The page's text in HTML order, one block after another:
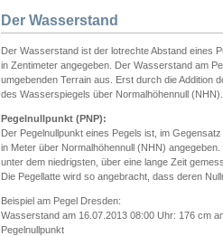
Der Wasserstand
Der Wasserstand ist der lotrechte Abstand eines
in Zentimeter angegeben. Der Wasserstand am
umgebenden Terrain aus. Erst durch die Addition
des Wasserspiegels über Normalhöhennull (NHN).
Pegelnullpunkt (PNP):
Der Pegelnullpunkt eines Pegels ist, im
in Meter über Normalhöhennull (NHN)
unter dem niedrigsten, über eine lange Zeit
Die Pegellatte wird so angebracht, dass deren
Beispiel am Pegel Dresden:
Wasserstand am 16.07.2013 08:00 Uhr: 176 cm
Pegelnullpunkt